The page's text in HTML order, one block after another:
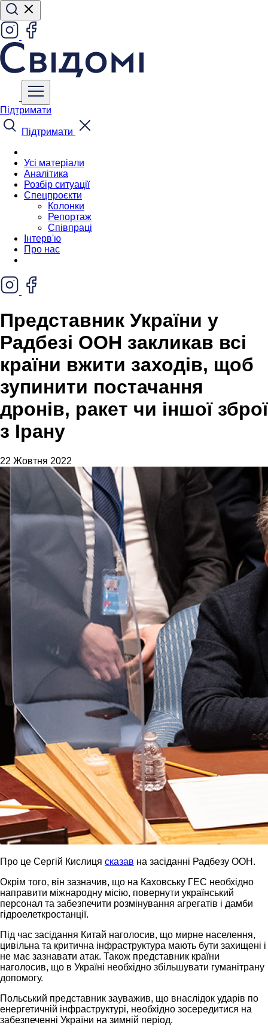
Підтримати
Підтримати
Усі матеріали
Аналітика
Розбір ситуації
Спецпроєкти
Колонки
Репортаж
Співпраці
Інтерв'ю
Про нас
Представник України у
Радбезі ООН закликав всі
країни вжити заходів, щоб
зупинити постачання
дронів, ракет чи іншої зброї
з Ірану
22 Жовтня 2022
Про це Сергій Кислиця сказав на засіданні Радбезу ООН.
Окрім того, він зазначив, що на Каховську ГЕС необхідно
направити міжнародну місію, повернути український
персонал та забезпечити розмінування агрегатів і дамби
гідроелеткростанції.
Під час засідання Китай наголосив, що мирне населення,
цивільна та критична інфраструктура мають бути захищені і
не має зазнавати атак. Також представник країни
наголосив, що в Україні необхідно збільшувати гуманітрану
допомогу.
Польський представник зауважив, що внаслідок ударів по
енергетичній інфраструктурі, необхідно зосередитися на
забезпеченні України на зимній період.